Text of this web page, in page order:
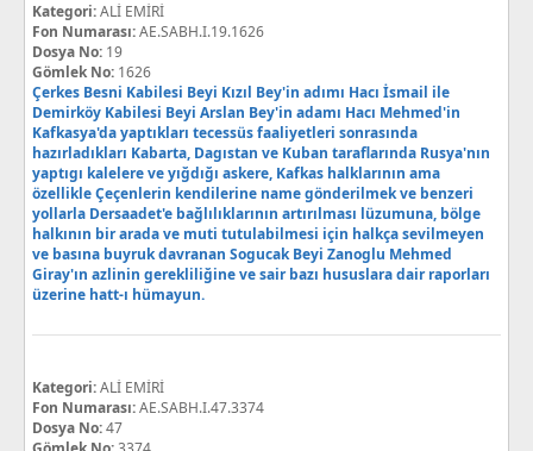
Kategori:ALİ EMİRİ
Fon Numarası:AE.SABH.I.19.1626
Dosya No: 19
Gömlek No: 1626
Çerkes Besni Kabilesi Beyi Kızıl Bey'in adımı Hacı İsmail ile
Demirköy Kabilesi Beyi Arslan Bey'in adamı Hacı Mehmed'in
Kafkasya'da yaptıkları tecessüs faaliyetleri sonrasında
hazırladıkları Kabarta, Dagıstan ve Kuban taraflarında Rusya'nın
yaptıgı kalelere ve yığdığı askere, Kafkas halklarının ama
özellikle Çeçenlerin kendilerine name gönderilmek ve benzeri
yollarla Dersaadet'e bağlılıklarının artırılması lüzumuna, bölge
halkının bir arada ve muti tutulabilmesi için halkça sevilmeyen
ve basına buyruk davranan Sogucak Beyi Zanoglu Mehmed
Giray'ın azlinin gerekliliğine ve sair bazı hususlara dair raporları
üzerine hatt-ı hümayun.
Kategori:ALİ EMİRİ
Fon Numarası:AE.SABH.I.47.3374
Dosya No:47